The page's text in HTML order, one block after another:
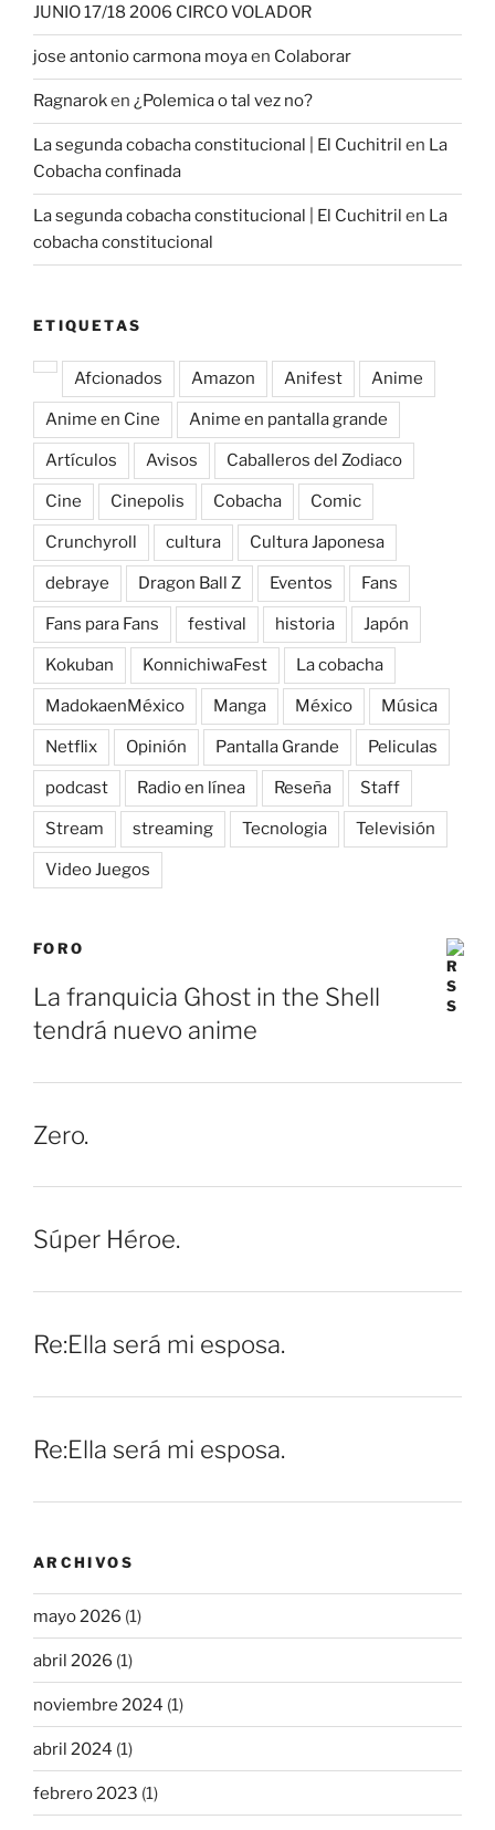
JUNIO 17/18 2006 CIRCO VOLADOR
jose antonio carmona moyaen Colaborar
Ragnaroken ¿Polemica o tal vez no?
La segunda cobacha constitucional | El Cuchitril en La
Cobacha confinada
La segunda cobacha constitucional | El Cuchitril en La
cobacha constitucional
ETIQUETAS
Afcionados Amazon Anifest Anime
Anime en Cine Anime en pantalla grande
Artículos Avisos Caballeros del Zodiaco
Cine Cinepolis Cobacha Comic
Crunchyroll cultura Cultura Japonesa
debraye Dragon Ball Z Eventos Fans
Fans para Fans festival historia Japón
Kokuban KonnichiwaFest La cobacha
MadokaenMéxico Manga México Música
Netflix Opinión Pantalla Grande Peliculas
podcast Radio en línea Reseña Staff
Stream streaming Tecnologia Televisión
Video Juegos
FORO
La franquicia Ghost in the Shell
tendrá nuevo anime
Zero.
Súper Héroe.
Re:Ella será mi esposa.
Re:Ella será mi esposa.
ARCHIVOS
mayo 2026 (1)
abril 2026 (1)
noviembre 2024 (1)
abril 2024 (1)
febrero 2023 (1)